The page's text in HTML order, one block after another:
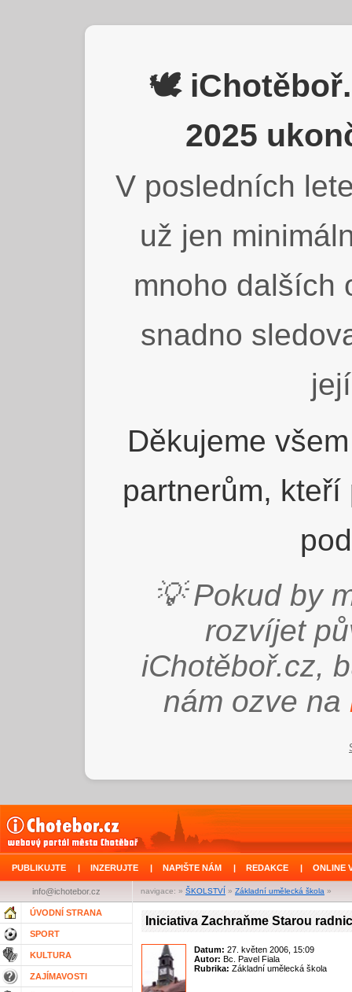
🕊️
2025
V posledních
už jen
mnoho dalších
snadno
Děkujeme
partnerům,
💡 Pokud by
rozvíjet
iChotěboř.cz,
nám ozve na
PUBLIKUJTE | INZERUJTE | NAPIŠTE NÁM | REDAKCE | ONLINE
navigace: » ŠKOLSTVÍ » Základní umělecká škola »
info@ichotebor.cz
ÚVODNÍ STRANA
SPORT
KULTURA
ZAJÍMAVOSTI
Iniciativa Zachraňme Starou
Datum: 27. květen 2006, 15:09
Autor: Bc. Pavel Fiala
Rubrika: Základní umělecká škola